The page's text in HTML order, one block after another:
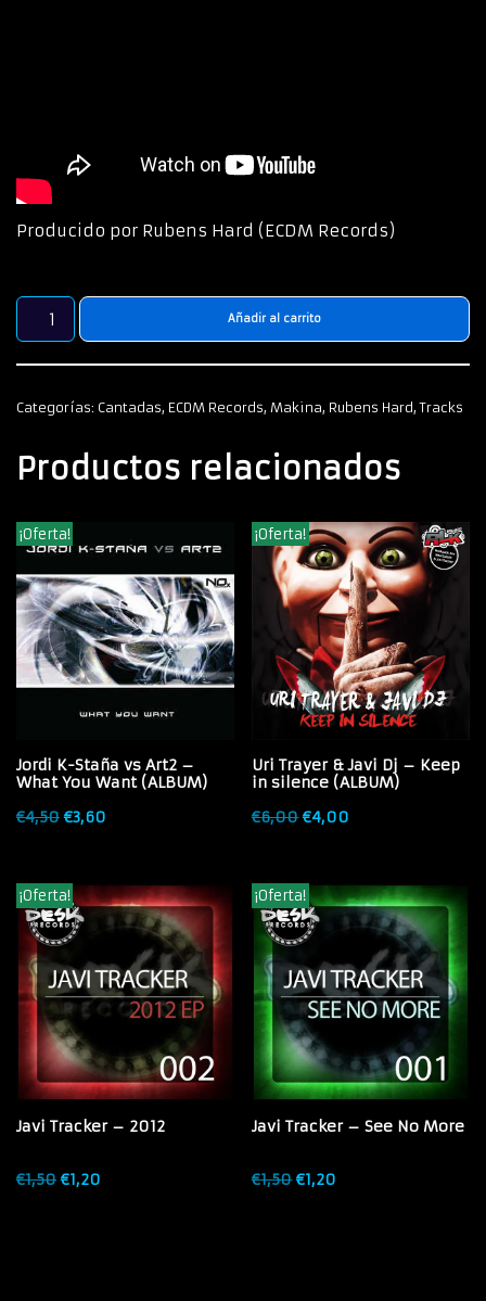
Producido por Rubens Hard (ECDM Records)
Añadir al carrito
Categorías: Cantadas, ECDM Records, Makina, Rubens Hard,Tracks
Productos relacionados
¡Oferta!
Jordi K-Staña vs Art2 –
What You Want (ALBUM)
€4,50 €3,60
¡Oferta!
Uri Trayer & Javi Dj – Keep
in silence (ALBUM)
€6,00 €4,00
¡Oferta!
Javi Tracker – 2012
€1,50 €1,20
¡Oferta!
Javi Tracker – See No More
€1,50 €1,20